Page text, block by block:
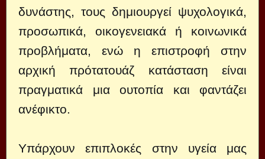
δυνάστης, τους δημιουργεί ψυχολογικά,
προσωπικά, οικογενειακά ή κοινωνικά
προβλήματα, ενώ η επιστροφή στην
αρχική πρότατουάζ κατάσταση είναι
πραγματικά μια ουτοπία και φαντάζει
ανέφικτο.
Υπάρχουν επιπλοκές στην υγεία μας